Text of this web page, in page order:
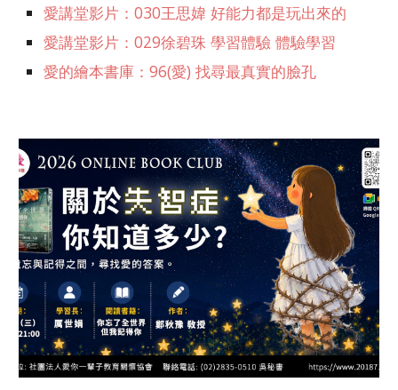
愛講堂影片：030王思媁 好能力都是玩出來的
愛講堂影片：029徐碧珠 學習體驗 體驗學習
愛的繪本書庫：96(愛) 找尋最真實的臉孔